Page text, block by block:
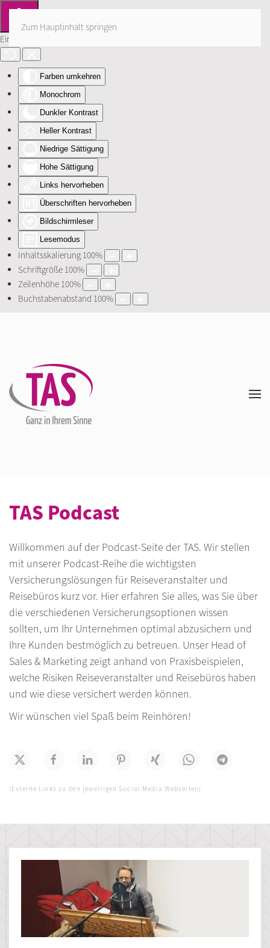
Eingabehilfen öffnen
Farben umkehren
Monochrom
Dunkler Kontrast
Heller Kontrast
Niedrige Sättigung
Hohe Sättigung
Links hervorheben
Überschriften hervorheben
Bildschirmleser
Lesemodus
Inhaltsskalierung100%
Schriftgröße100%
Zeilenhöhe100%
Buchstabenabstand 100%
Zum Hauptinhalt springen
TAS Podcast
Willkommen auf der Podcast-Seite der TAS. Wir stellen
mit unserer Podcast-Reihe die wichtigsten
Versicherungslösungen für Reiseveranstalter und
Reisebüros kurz vor. Hier erfahren Sie alles, was Sie über
die verschiedenen Versicherungsoptionen wissen
sollten, um Ihr Unternehmen optimal abzusichern und
Ihre Kunden bestmöglich zu betreuen. Unser Head of
Sales & Marketing zeigt anhand von Praxisbeispielen,
welche Risiken Reiseveranstalter und Reisebüros haben
und wie diese versichert werden können.
Wir wünschen viel Spaß beim Reinhören!
(Externe Links zu den jeweiligen Social Media Webseiten)